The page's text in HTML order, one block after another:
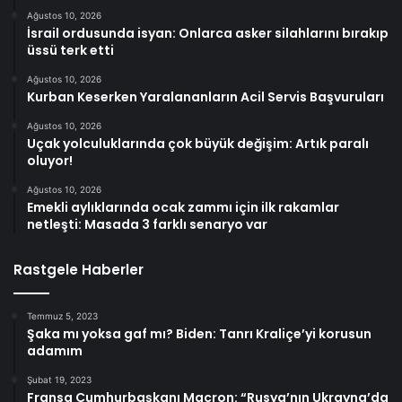
Ağustos 10, 2026
İsrail ordusunda isyan: Onlarca asker silahlarını bırakıp
üssü terk etti
Ağustos 10, 2026
Kurban Keserken Yaralananların Acil Servis Başvuruları
Ağustos 10, 2026
Uçak yolculuklarında çok büyük değişim: Artık paralı
oluyor!
Ağustos 10, 2026
Emekli aylıklarında ocak zammı için ilk rakamlar
netleşti: Masada 3 farklı senaryo var
Rastgele Haberler
Temmuz 5, 2023
Şaka mı yoksa gaf mı? Biden: Tanrı Kraliçe’yi korusun
adamım
Şubat 19, 2023
Fransa Cumhurbaşkanı Macron: “Rusya’nın Ukrayna’da